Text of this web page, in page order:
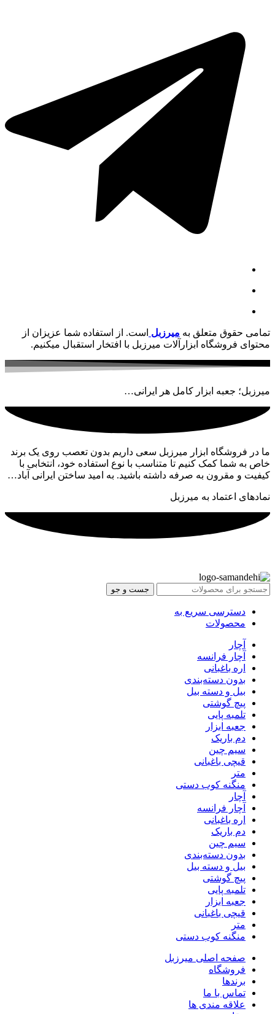
تمامی حقوق متعلق به میرزبل است. از استفاده شما عزیزان از
محتوای فروشگاه ابزارآلات میرزبل با افتخار استقبال میکنیم.
میرزبل؛ جعبه ابزار کامل هر ایرانی…
ما در فروشگاه ابزار میرزبل سعی داریم بدون تعصب روی یک برند
خاص به شما کمک کنیم تا متناسب با نوع استفاده خود، انتخابی با
کیفیت و مقرون به صرفه داشته باشید. به امید ساختن ایرانی آباد…
نمادهای اعتماد به میرزبل
جست و جو
دسترسی سریع به
محصولات
آچار
آچار فرانسه
اره باغبانی
بدون دسته‌بندی
بیل و دسته بیل
پیچ گوشتی
تلمبه پایی
جعبه ابزار
دم باریک
سیم چین
قیچی باغبانی
متر
منگنه کوب دستی
آچار
آچار فرانسه
اره باغبانی
دم باریک
سیم چین
بدون دسته‌بندی
بیل و دسته بیل
پیچ گوشتی
تلمبه پایی
جعبه ابزار
قیچی باغبانی
متر
منگنه کوب دستی
صفحه اصلی میرزبل
فروشگاه
برندها
تماس با ما
علاقه مندی ها